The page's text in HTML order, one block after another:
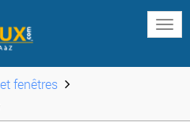
fenêtres